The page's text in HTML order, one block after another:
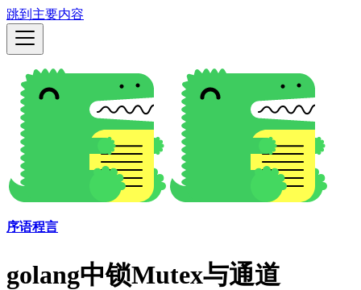
跳到主要内容
序语程言
golang中锁Mutex与通道